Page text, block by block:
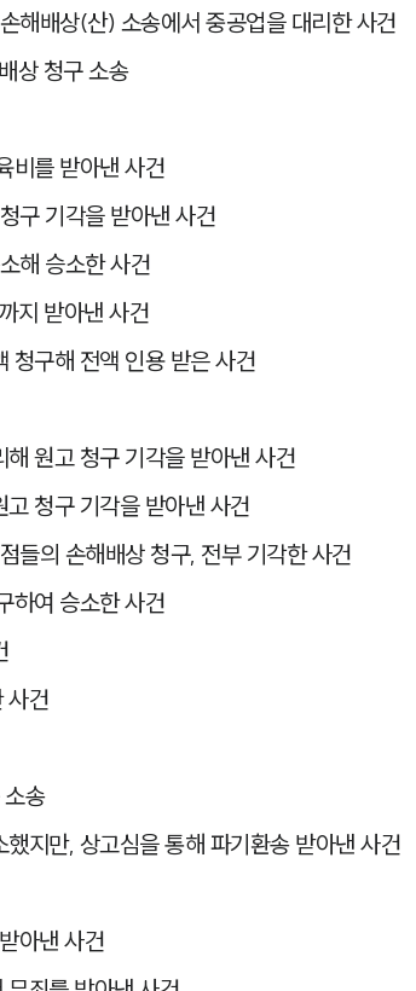
해배상(산) 소송에서 중공업을 대리한 사건
상 청구 소송
비를 받아낸 사건
구 기각을 받아낸 사건
해 승소한 사건
지 받아낸 사건
청구해 전액 인용 받은 사건
원고 청구 기각을 받아낸 사건
청구 기각을 받아낸 사건
들의 손해배상 청구, 전부 기각한 사건
하여 승소한 사건
사건
송
지만, 상고심을 통해 파기환송 받아낸 사건
아낸 사건